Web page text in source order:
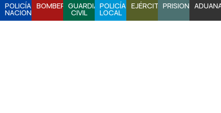
POLICÍA
NACIONAL
BOMBEROSGUARDIA
CIVIL
POLICÍA
LOCAL
EJÉRCITOPRISIONES